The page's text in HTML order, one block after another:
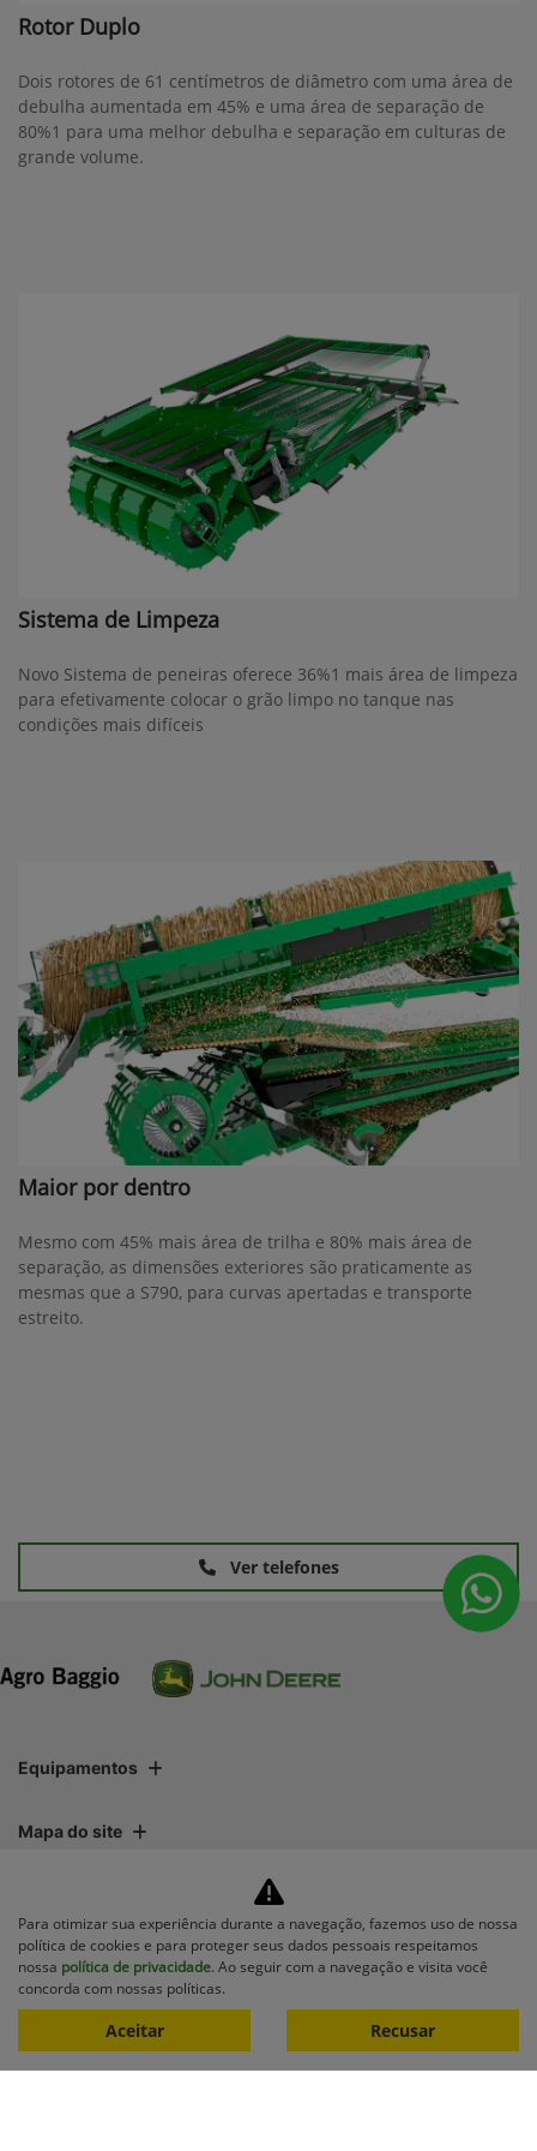
Rotor Duplo
Dois rotores de 61 centímetros de diâmetro com uma área de
debulha aumentada em 45% e uma área de separação de
80%1 para uma melhor debulha e separação em culturas de
grande volume.
Sistema de Limpeza
Novo Sistema de peneiras oferece 36%1 mais área de limpeza
para efetivamente colocar o grão limpo no tanque nas
condições mais difíceis
Maior por dentro
Mesmo com 45% mais área de trilha e 80% mais área de
separação, as dimensões exteriores são praticamente as
mesmas que a S790, para curvas apertadas e transporte
estreito.
Ver telefones
Equipamentos
Mapa do site
CNPJ: 01.696.819/0001-06
Para otimizar sua experiência durante a navegação, fazemos uso de nossa
política de cookies e para proteger seus dados pessoais respeitamos
nossa política de privacidade. Ao seguir com a navegação e visita você
concorda com nossas políticas.
Aceitar Recusar